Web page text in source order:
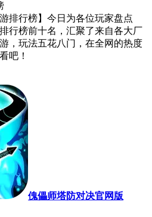
排行榜】今日为各位玩家盘点
行榜前十名，汇聚了来自各大厂
，玩法五花八门，在全网的热度
吧！
傀儡师塔防对决官网版